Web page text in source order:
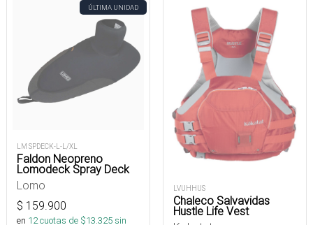
ÚLTIMA UNIDAD
LM SPDECK-L-L/XL
Faldon Neopreno
Lomodeck Spray Deck
Lomo
$ 159.900
en 12cuotas de $13.325sin
LVUHHUS
Chaleco Salvavidas
Hustle Life Vest